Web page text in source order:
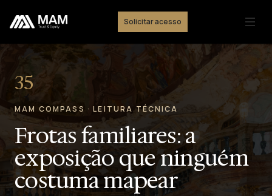
Solicitar acesso
35
MAM COMPASS · LEITURA TÉCNICA
Frotas familiares: a
exposição que ninguém
costuma mapear